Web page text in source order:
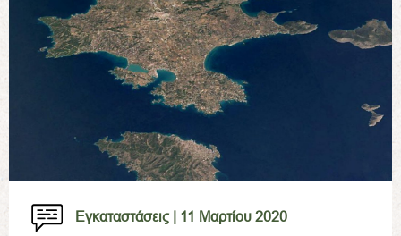
Εγκαταστάσεις | 11 Μαρτίου 2020